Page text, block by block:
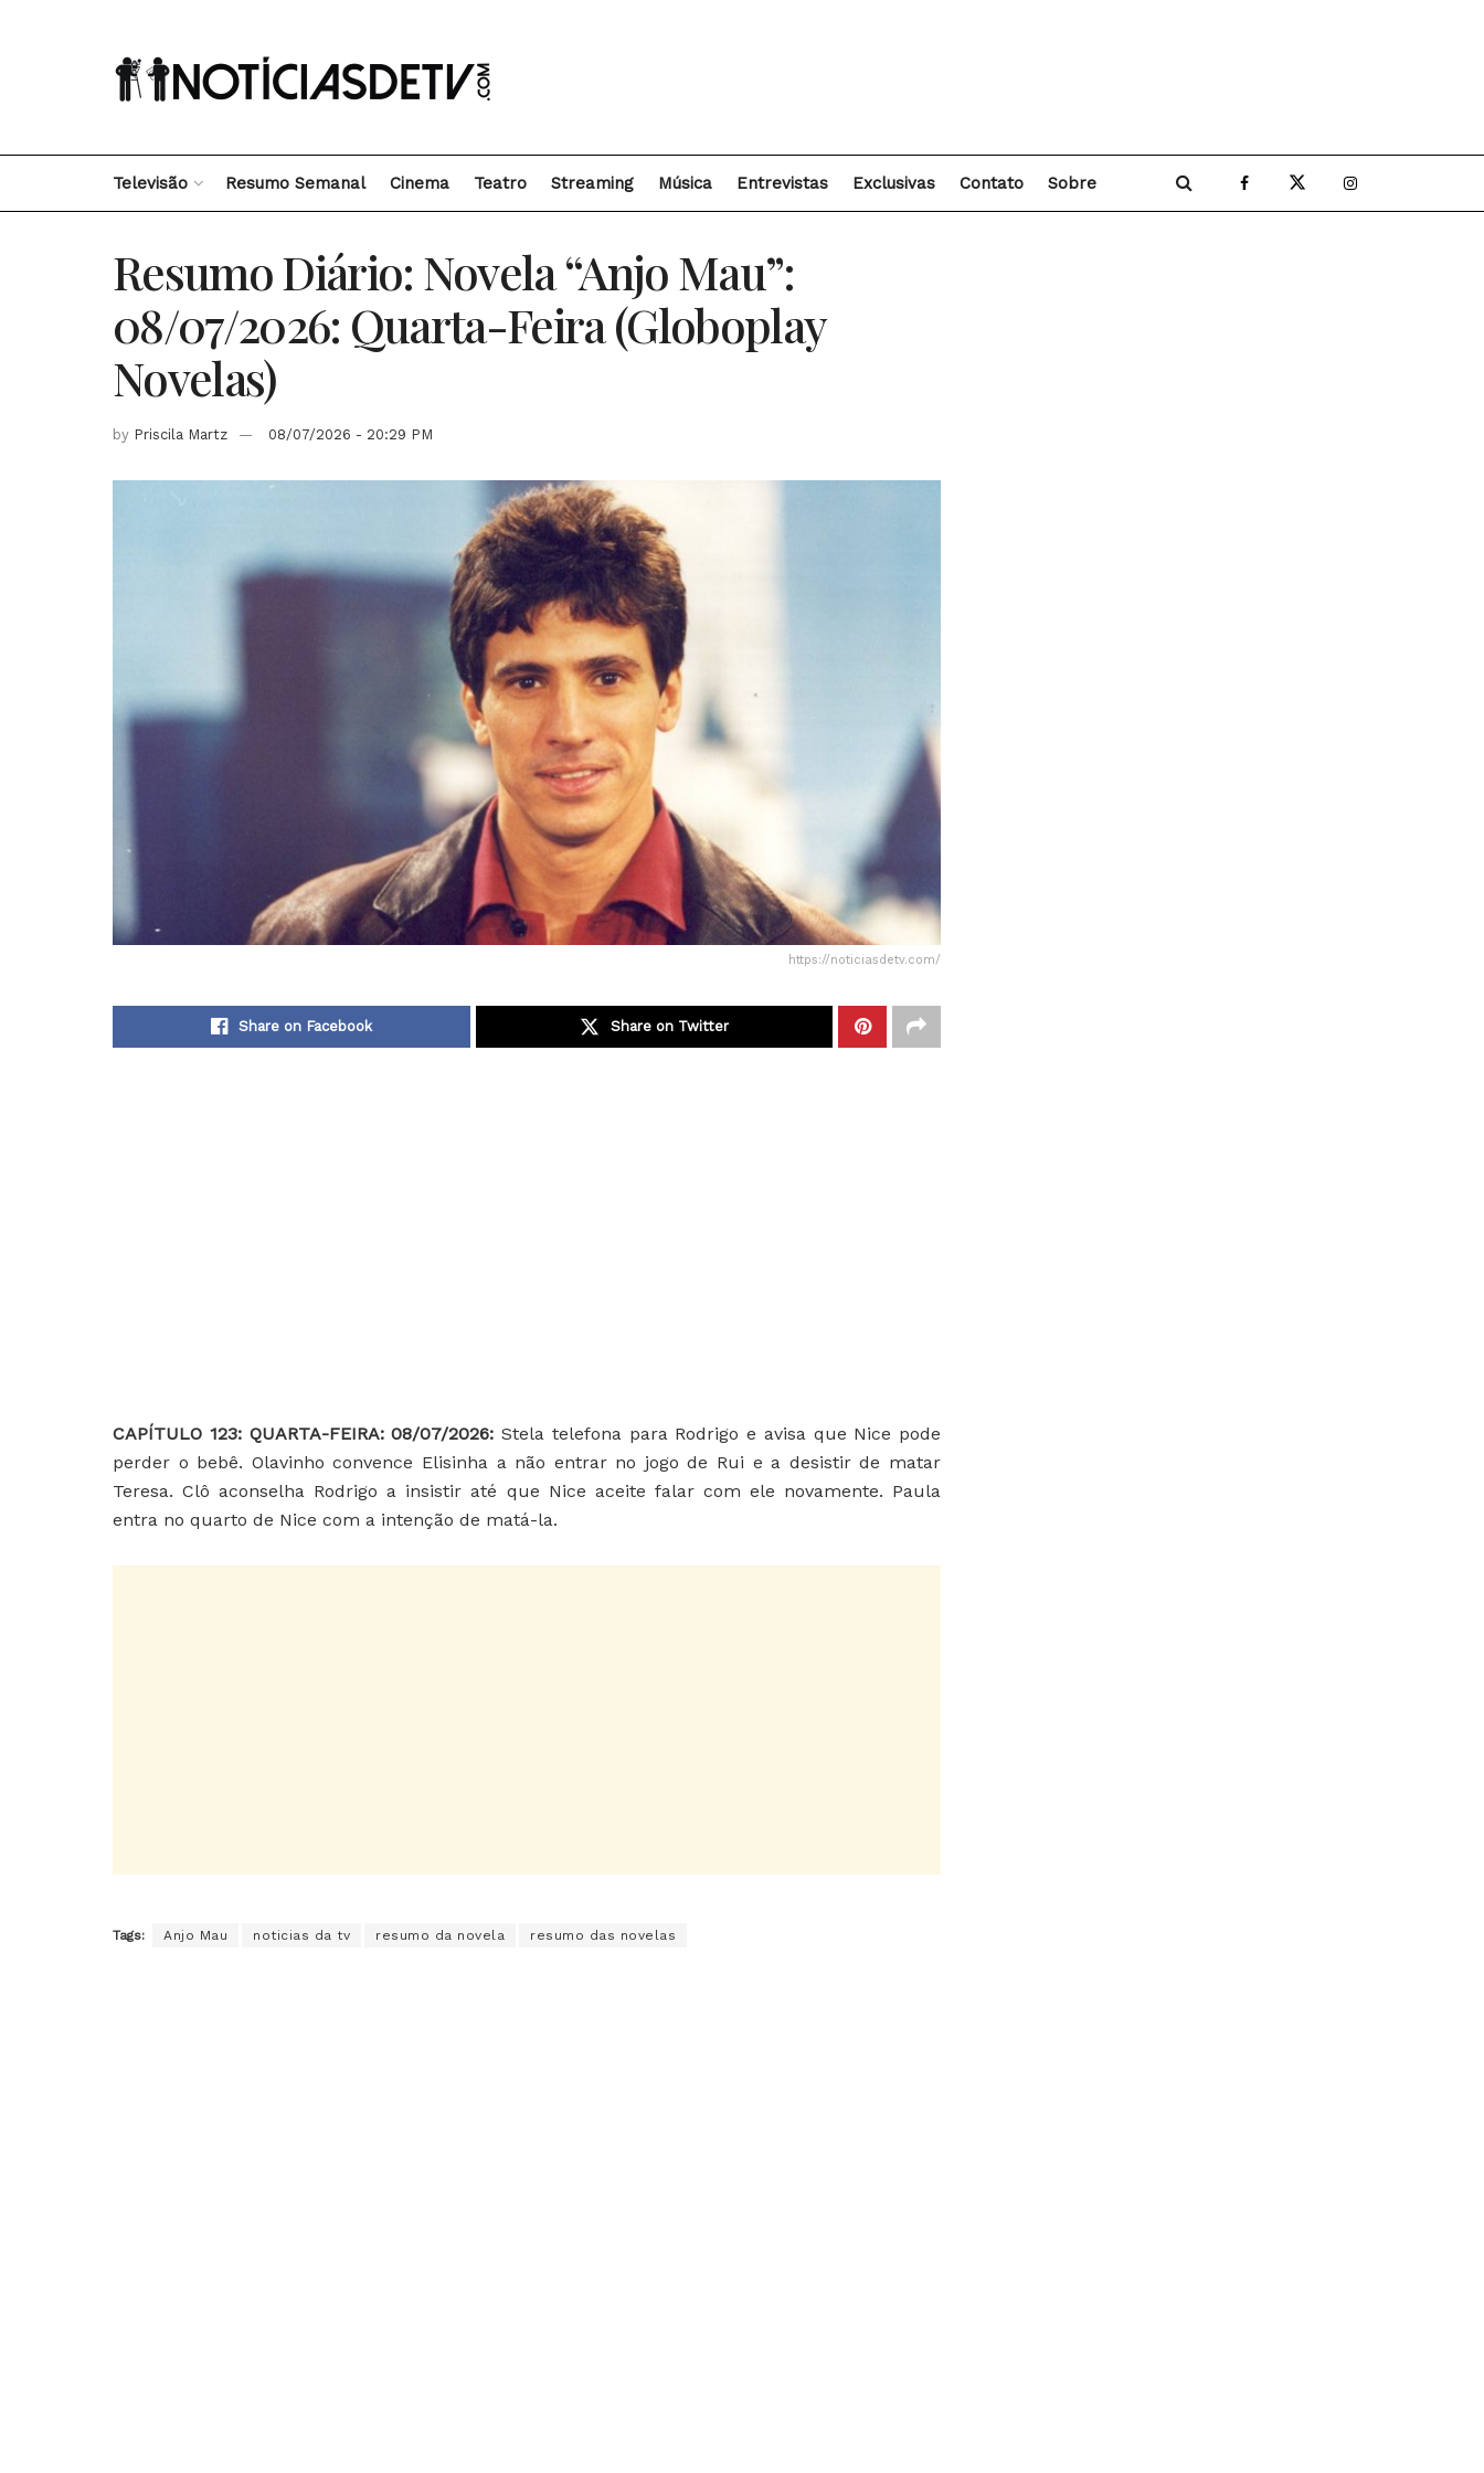
Televisão Resumo Semanal Cinema Teatro Streaming Música Entrevistas Exclusivas Contato Sobre
Resumo Diário: Novela “Anjo Mau”:
08/07/2026: Quarta-Feira (Globoplay
Novelas)
by Priscila Martz 08/07/2026 - 20:29 PM
https://noticiasdetv.com/
Share on Facebook Share on Twitter
CAPÍTULO 123: QUARTA-FEIRA: 08/07/2026: Stela telefona para Rodrigo e avisa que Nice pode
perder o bebê. Olavinho convence Elisinha a não entrar no jogo de Rui e a desistir de matar
Teresa. Clô aconselha Rodrigo a insistir até que Nice aceite falar com ele novamente. Paula
entra no quarto de Nice com a intenção de matá-la.
Tags: Anjo Mau noticias da tv resumo da novela resumo das novelas